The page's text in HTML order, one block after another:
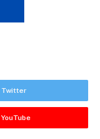
Twitter
YouTube